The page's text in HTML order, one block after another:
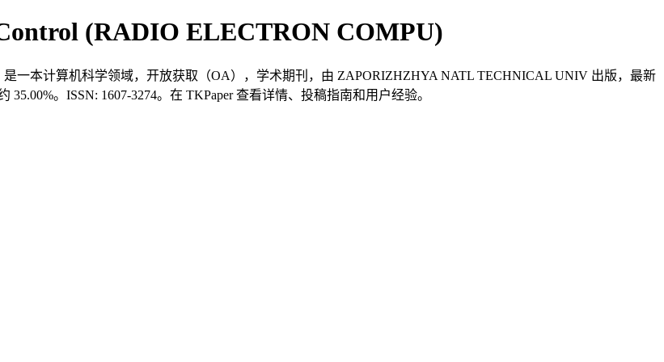
(RADIO ELECTRON COMPU)
是一本计算机科学领域，开放获取（OA），学术期刊，由 ZAPORIZHZHYA NATL TECHNICAL UNIV 出版，最新
。ISSN: 1607-3274。在 TKPaper 查看详情、投稿指南和用户经验。